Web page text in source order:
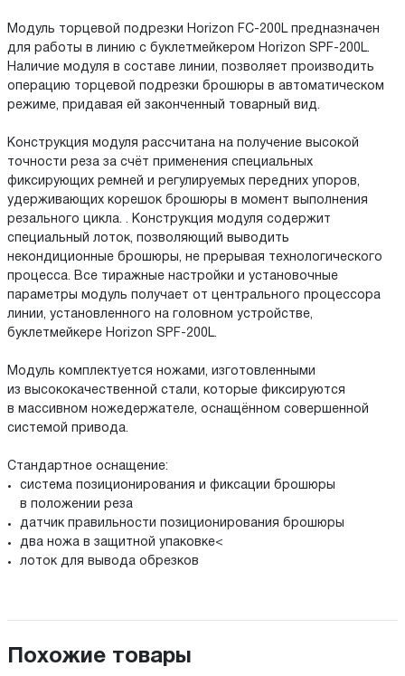
Модуль торцевой подрезки Horizon FC-200L предназначен
для работы в линию с буклетмейкером Horizon SPF-200L.
Наличие модуля в составе линии, позволяет производить
операцию торцевой подрезки брошюры в автоматическом
режиме, придавая ей законченный товарный вид.
Конструкция модуля рассчитана на получение высокой
точности реза за счёт применения специальных
фиксирующих ремней и регулируемых передних упоров,
удерживающих корешок брошюры в момент выполнения
резального цикла. . Конструкция модуля содержит
специальный лоток, позволяющий выводить
некондиционные брошюры, не прерывая технологического
процесса. Все тиражные настройки и установочные
параметры модуль получает от центрального процессора
линии, установленного на головном устройстве,
буклетмейкере Horizon SPF-200L.
Модуль комплектуется ножами, изготовленными
из высококачественной стали, которые фиксируются
в массивном ножедержателе, оснащённом совершенной
системой привода.
Стандартное оснащение:
система позиционирования и фиксации брошюры
в положении реза
датчик правильности позиционирования брошюры
два ножа в защитной упаковке<
лоток для вывода обрезков
Похожие товары